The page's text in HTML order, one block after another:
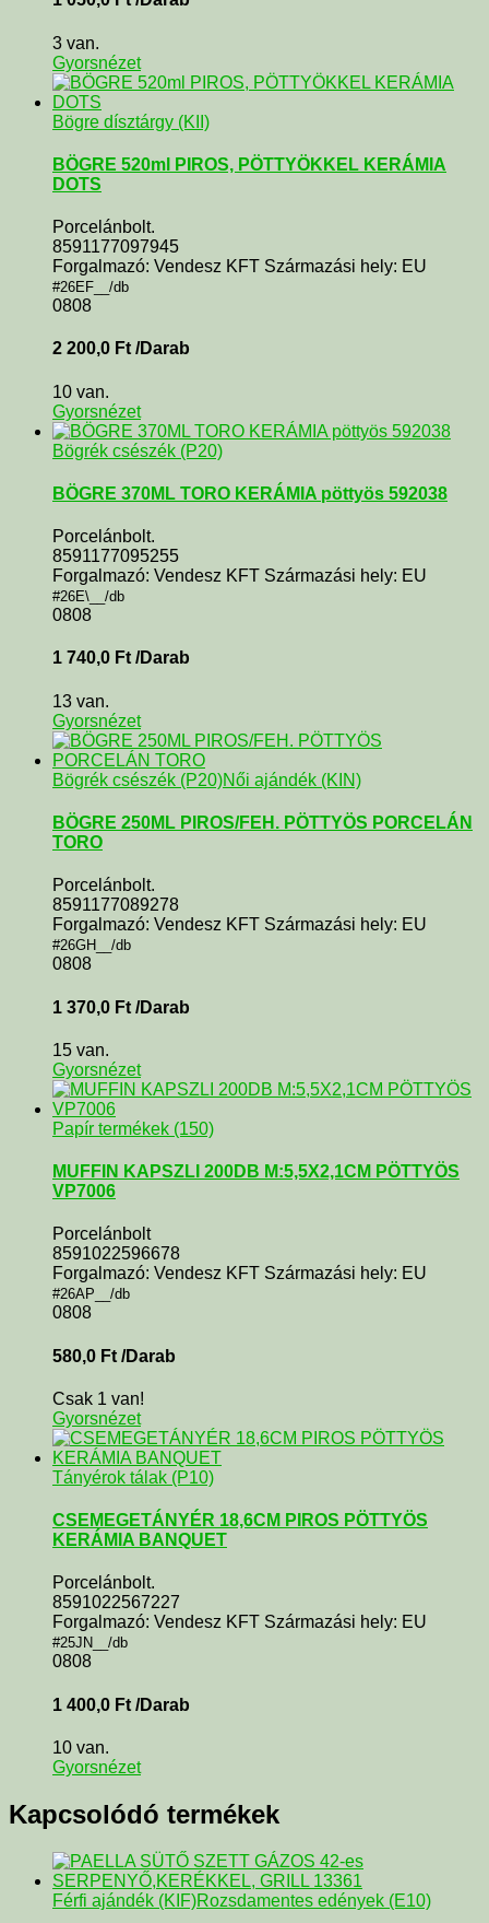
3 van.
Gyorsnézet
Bögre dísztárgy (KII)
BÖGRE 520ml PIROS, PÖTTYÖKKEL KERÁMIA
DOTS
Porcelánbolt.
8591177097945
Forgalmazó: Vendesz KFT Származási hely: EU
#26EF__/db
0808
2 200,0 Ft /Darab
10 van.
Gyorsnézet
Bögrék csészék (P20)
BÖGRE 370ML TORO KERÁMIA pöttyös 592038
Porcelánbolt.
8591177095255
Forgalmazó: Vendesz KFT Származási hely: EU
#26E\__/db
0808
1 740,0 Ft /Darab
13 van.
Gyorsnézet
Bögrék csészék (P20)Női ajándék (KIN)
BÖGRE 250ML PIROS/FEH. PÖTTYÖS PORCELÁN
TORO
Porcelánbolt.
8591177089278
Forgalmazó: Vendesz KFT Származási hely: EU
#26GH__/db
0808
1 370,0 Ft /Darab
15 van.
Gyorsnézet
Papír termékek (150)
MUFFIN KAPSZLI 200DB M:5,5X2,1CM PÖTTYÖS
VP7006
Porcelánbolt
8591022596678
Forgalmazó: Vendesz KFT Származási hely: EU
#26AP__/db
0808
580,0 Ft /Darab
Csak 1 van!
Gyorsnézet
Tányérok tálak (P10)
CSEMEGETÁNYÉR 18,6CM PIROS PÖTTYÖS
KERÁMIA BANQUET
Porcelánbolt.
8591022567227
Forgalmazó: Vendesz KFT Származási hely: EU
#25JN__/db
0808
1 400,0 Ft /Darab
10 van.
Gyorsnézet
Kapcsolódó termékek
Férfi ajándék (KIF)Rozsdamentes edények (E10)